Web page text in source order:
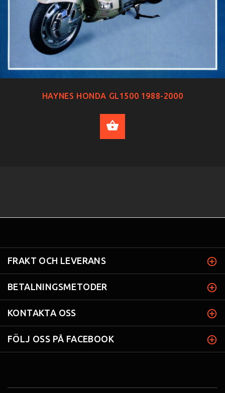
HAYNES HONDA GL1500 1988-2000
FRAKT OCH LEVERANS
BETALNINGSMETODER
KONTAKTA OSS
FÖLJ OSS PÅ FACEBOOK